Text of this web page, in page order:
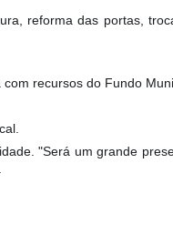
reforma das portas,
recursos do Fundo
"Será um grande